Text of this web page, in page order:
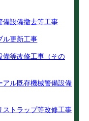
備設備撤去等工事
ル更新工事
備等改修工事（その
アル既存機械警備設備
ストラップ等改修工事